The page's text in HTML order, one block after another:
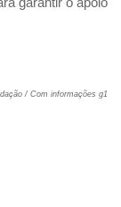
/ Com informações g1